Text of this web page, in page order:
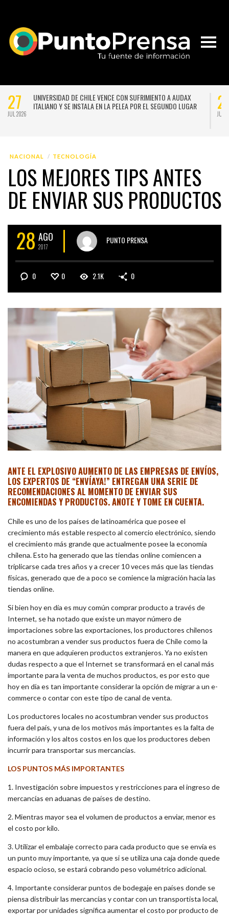
27
JUL 2026
UNIVERSIDAD DE CHILE VENCE CON SUFRIMIENTO A AUDAX
ITALIANO Y SE INSTALA EN LA PELEA POR EL SEGUNDO LUGAR
JUL
NACIONAL TECNOLOGÍA
LOS MEJORES TIPS ANTES
DE ENVIAR SUS PRODUCTOS
28 AGO
2017
PUNTO PRENSA
0 0 2.1K 0
ANTE EL EXPLOSIVO AUMENTO DE LAS EMPRESAS DE ENVÍOS,
LOS EXPERTOS DE “ENVÍAYA!” ENTREGAN UNA SERIE DE
RECOMENDACIONES AL MOMENTO DE ENVIAR SUS
ENCOMIENDAS Y PRODUCTOS. ANOTE Y TOME EN CUENTA.
Chile es uno de los países de latinoamérica que posee el
crecimiento más estable respecto al comercio electrónico, siendo
el crecimiento más grande que actualmente posee la economía
chilena. Esto ha generado que las tiendas online comiencen a
triplicarse cada tres años y a crecer 10 veces más que las tiendas
físicas, generado que de a poco se comience la migración hacia las
tiendas online.
Si bien hoy en día es muy común comprar producto a través de
Internet, se ha notado que existe un mayor número de
importaciones sobre las exportaciones, los productores chilenos
no acostumbran a vender sus productos fuera de Chile como la
manera en que adquieren productos extranjeros. Ya no existen
dudas respecto a que el Internet se transformará en el canal más
importante para la venta de muchos productos, es por esto que
hoy en día es tan importante considerar la opción de migrar a un e-
commerce o contar con este tipo de canal de venta.
Los productores locales no acostumbran vender sus productos
fuera del país, y una de los motivos más importantes es la falta de
información y los altos costos en los que los productores deben
incurrir para transportar sus mercancías.
LOS PUNTOS MÁS IMPORTANTES
1. Investigación sobre impuestos y restricciones para el ingreso de
mercancías en aduanas de países de destino.
2. Mientras mayor sea el volumen de productos a enviar, menor es
el costo por kilo.
3. Utilizar el embalaje correcto para cada producto que se envía es
un punto muy importante, ya que si se utiliza una caja donde quede
espacio ocioso, se estará cobrando peso volumétrico adicional.
4. Importante considerar puntos de bodegaje en países donde se
piensa distribuir las mercancías y contar con un transportista local,
exportar por unidades significa aumentar el costo por producto de